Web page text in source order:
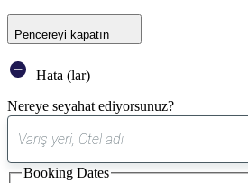
Pencereyi kapatın
Hata (lar)
Nereye seyahat ediyorsunuz?
öneri
bulundu
Booking Dates